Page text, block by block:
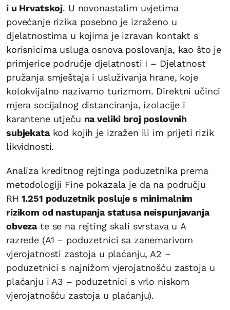
i u Hrvatskoj. U novonastalim uvjetima
povećanje rizika posebno je izraženo u
djelatnostima u kojima je izravan kontakt s
korisnicima usluga osnova poslovanja, kao što je
primjerice područje djelatnosti I – Djelatnost
pružanja smještaja i usluživanja hrane, koje
kolokvijalno nazivamo turizmom. Direktni učinci
mjera socijalnog distanciranja, izolacije i
karantene utječu na veliki broj poslovnih
subjekatakod kojih je izražen ili im prijeti rizik
likvidnosti.
Analiza kreditnog rejtinga poduzetnika prema
metodologiji Fine pokazala je da na području
RH 1.251 poduzetnik posluje s minimalnim
rizikom od nastupanja statusa neispunjavanja
obvezate se na rejting skali svrstava u A
razrede (A1 – poduzetnici sa zanemarivom
vjerojatnosti zastoja u plaćanju, A2 –
poduzetnici s najnižom vjerojatnošću zastoja u
plaćanju i A3 – poduzetnici s vrlo niskom
vjerojatnošću zastoja u plaćanju).